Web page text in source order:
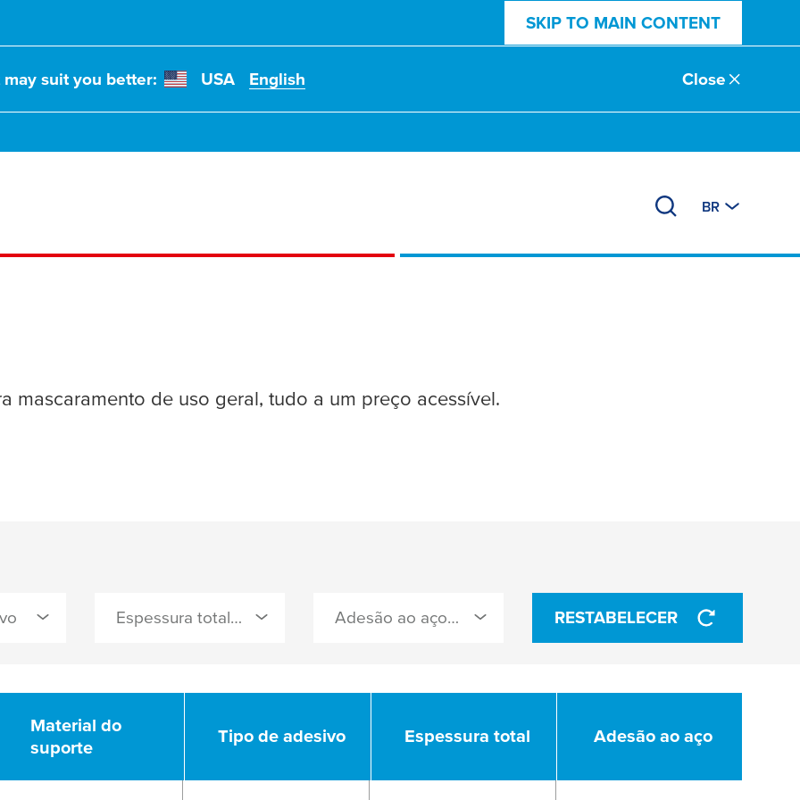
SKIP TO MAIN CONTENT
suit you better: USA English Close
BR
mascaramento de uso geral, tudo a um preço acessível.
Espessura total () Adesão ao aço (N/cm) RESTABELECER
Material do
suporte
Tipo de adesivo Espessura total Adesão ao aço
Material do
suporte
Tipo de adesivo Espessura total Adesão ao aço